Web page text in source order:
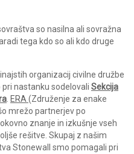
so nasilna ali sovražna
tega kdo so ali kdo druge
organizacij civilne družbe
nastanku sodelovali Sekcija
ERA (Združenje za enake
mrežo partnerjev po
znanje in izkušnje vseh
rešitve. Skupaj z našim
Stonewall smo pomagali pri